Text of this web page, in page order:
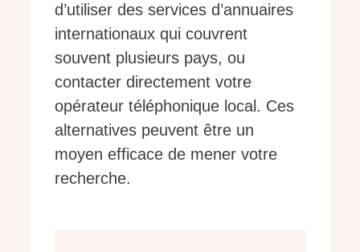
d’utiliser des services d’annuaires
internationaux qui couvrent
souvent plusieurs pays, ou
contacter directement votre
opérateur téléphonique local. Ces
alternatives peuvent être un
moyen efficace de mener votre
recherche.